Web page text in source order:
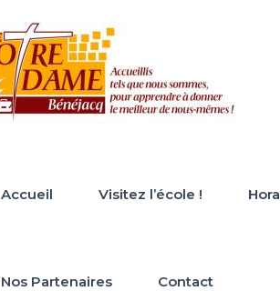
Accueil Visitez l’école !
Nos Partenaires Contact